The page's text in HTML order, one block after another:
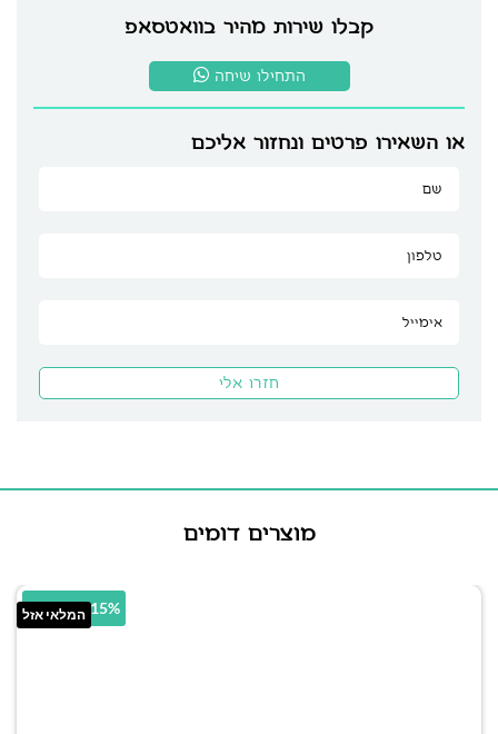
קבלו שירות מהיר בוואטסאפ
התחילו שיחה
או השאירו פרטים ונחזור אליכם
מוצרים דומים
המלאי אזל64.15% הנחה